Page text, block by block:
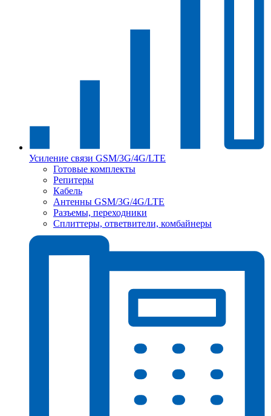
Усиление связи GSM/3G/4G/LTE
Готовые комплекты
Репитеры
Кабель
Антенны GSM/3G/4G/LTE
Разъемы, переходники
Сплиттеры, ответвители, комбайнеры